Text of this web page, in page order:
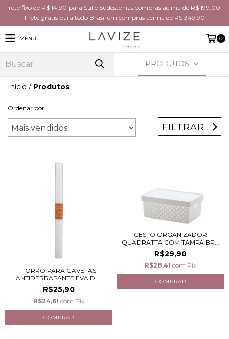
Frete fixo de R$ 14,90 para Sul e Sudeste nas compras acima de R$ 199,00 -
Frete grátis para todo Brasil em compras acima de R$ 349,90
MENU 0
PRODUTOS
Início / Produtos
Ordenar por
FILTRAR
FORRO PARA GAVETAS
ANTIDERRAPANTE EVA DI...
R$25,90
R$24,61 com Pix
CESTO ORGANIZADOR
QUADRATTA COM TAMPA BR...
R$29,90
R$28,41 com Pix